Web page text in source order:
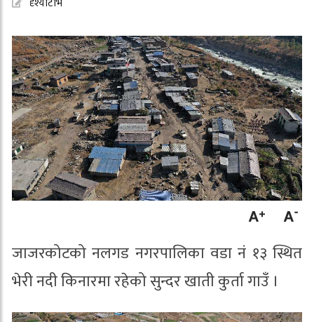
जाजरकोटको नलगड नगरपालिका वडा नं १३ स्थित
भेरी नदी किनारमा रहेको सुन्दर खाती कुर्ता गाउँ ।